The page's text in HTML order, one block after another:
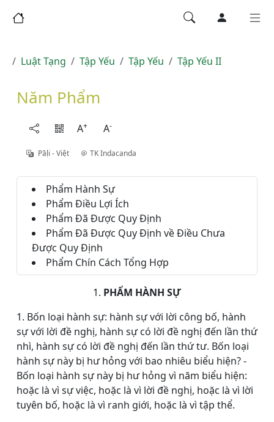
Luật Tạng Tập Yếu Tập Yếu Tập Yếu II
Năm Phẩm
A+ A-
Pāḷi - Việt TK Indacanda
Phẩm Hành Sự
Phẩm Điều Lợi Ích
Phẩm Đã Được Quy Định
Phẩm Đã Được Quy Định về Điều Chưa
Được Quy Định
Phẩm Chín Cách Tổng Hợp
1. PHẨM HÀNH SỰ
1. Bốn loại hành sự: hành sự với lời công bố, hành
sự với lời đề nghị, hành sự có lời đề nghị đến lần thứ
nhì, hành sự có lời đề nghị đến lần thứ tư. Bốn loại
hành sự này bị hư hỏng với bao nhiêu biểu hiện? -
Bốn loại hành sự này bị hư hỏng vì năm biểu hiện:
hoặc là vì sự việc, hoặc là vì lời đề nghị, hoặc là vì lời
tuyên bố, hoặc là vì ranh giới, hoặc là vì tập thể.